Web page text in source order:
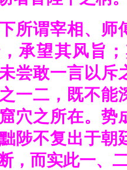
谓宰相、师
承望其风旨
尝敢一言以斥
一二，既不能
穴之所在。势
陟不复出于朝
，而实此一、